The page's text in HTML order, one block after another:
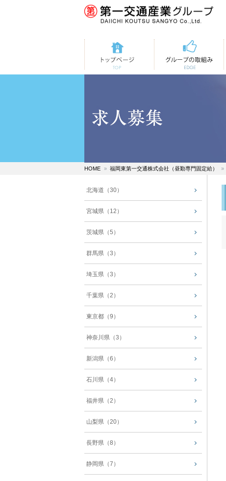
トップページ 第一交通の取組み
HOME 福岡東第一交通株式会社（昼勤専門固定給）
北海道（30）
宮城県（12）
茨城県（5）
群馬県（3）
埼玉県（3）
千葉県（2）
東京都（9）
神奈川県（3）
新潟県（6）
石川県（4）
福井県（2）
山梨県（20）
長野県（8）
静岡県（7）